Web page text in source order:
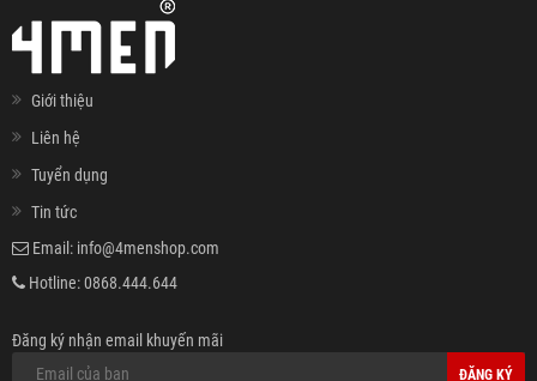
Giới thiệu
Liên hệ
Tuyển dụng
Tin tức
Email: info@4menshop.com
Hotline:0868.444.644
Đăng ký nhận email khuyến mãi
ĐĂNG KÝ